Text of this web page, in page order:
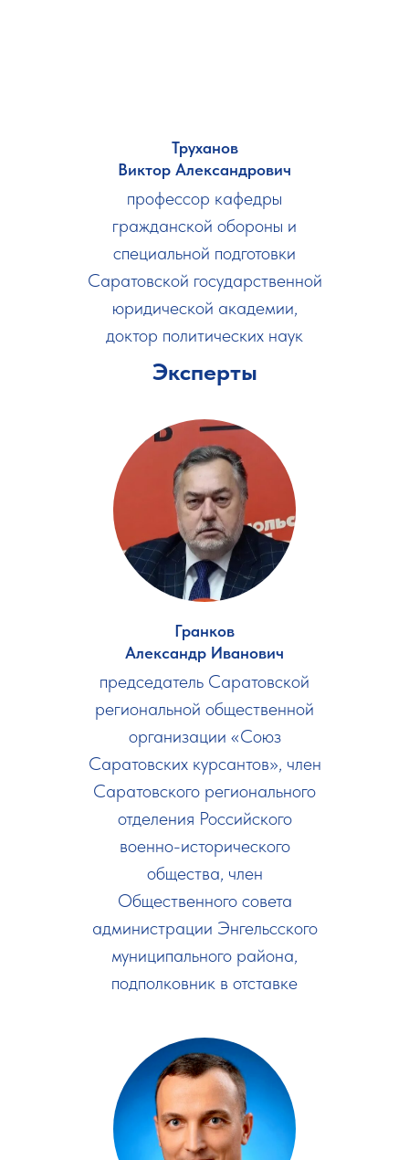
Труханов
Виктор Александрович
профессор кафедры
гражданской обороны и
специальной подготовки
Саратовской государственной
юридической академии,
доктор политических наук
Эксперты
Гранков
Александр Иванович
председатель Саратовской
региональной общественной
организации «Союз
Саратовских курсантов», член
Саратовского регионального
отделения Российского
военно-исторического
общества, член
Общественного совета
администрации Энгельсского
муниципального района,
подполковник в отставке